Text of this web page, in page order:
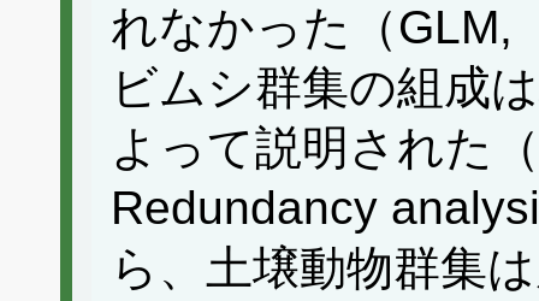
れなかった（
ビムシ群集の組成
よって説明された
Redundancy
ら、土壌動物群集